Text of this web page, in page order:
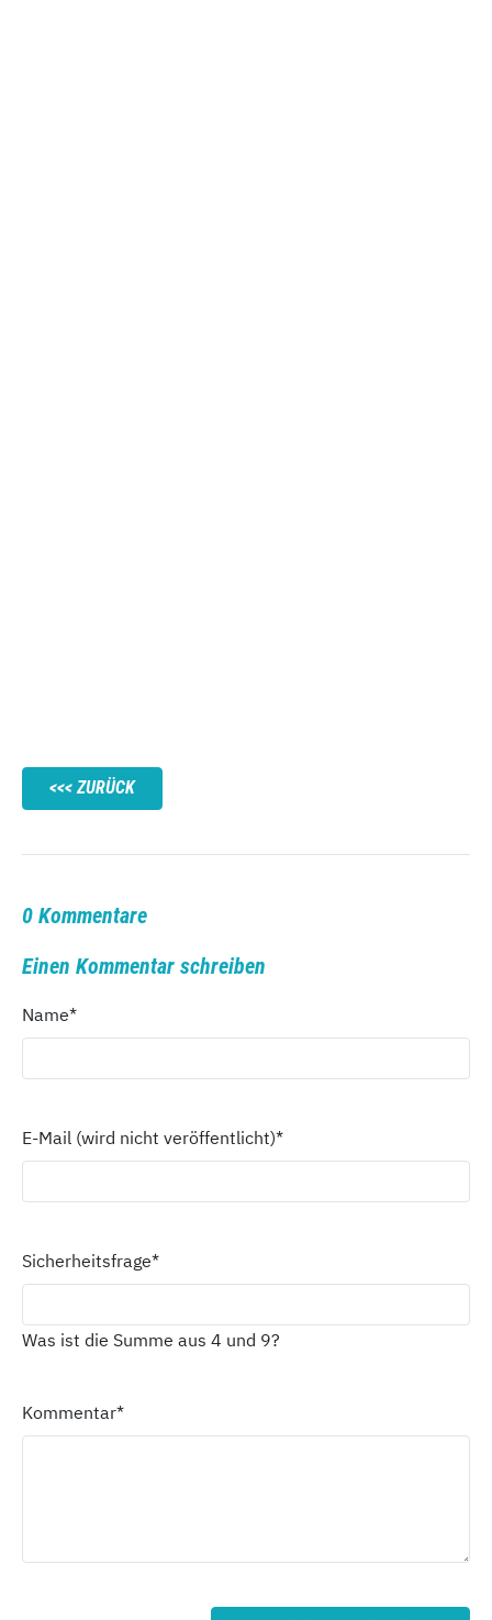
ZURÜCK
0 Kommentare
Einen Kommentar schreiben
Name*
E-Mail (wird nicht veröffentlicht)*
Sicherheitsfrage*
Was ist die Summe aus 4 und 9?
Kommentar*